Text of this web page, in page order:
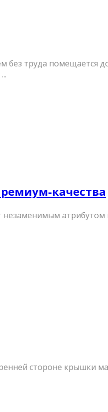
без труда помещается
качества
незаменимым
стороне крышки